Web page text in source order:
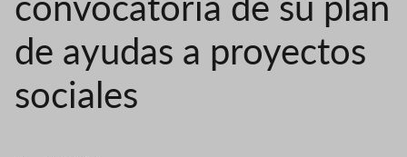
de ayudas a proyectos
sociales